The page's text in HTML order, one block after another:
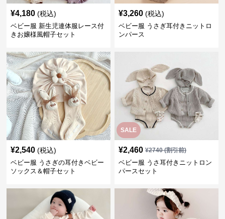
¥4,180 (税込)
ベビー服 新生児連体服レース付
きお嬢様風帽子セット
¥3,260 (税込)
ベビー服 うさぎ耳付きニットロ
ンパース
¥2,540 (税込)
ベビー服 うさぎの耳付きベビー
ソックス＆帽子セット
SALE
¥2,460 ¥2740(割引前)
ベビー服 うさ耳付きニットロン
パースセット